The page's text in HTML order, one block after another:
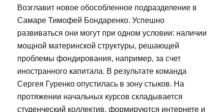
Возглавит новое обособленное подразделение в
Самаре Тимофей Бондаренко. Успешно
развиваться они могут при одном условии: наличии
мощной материнской структуры, решающей
проблемы фондирования, например, за счет
иностранного капитала. В результате команда
Сергея Гуренко опустилась в зону стыков. На
протяжении начальных курсов складывается
студенческий коллектив, формируются интернете и